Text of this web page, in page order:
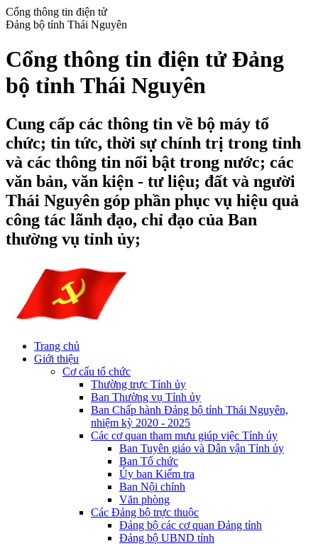
Cổng thông tin điện tử
Đảng bộ tỉnh Thái Nguyên
Cổng thông tin điện tử Đảng
bộ tỉnh Thái Nguyên
Cung cấp các thông tin về bộ máy tổ
chức; tin tức, thời sự chính trị trong tỉnh
và các thông tin nổi bật trong nước; các
văn bản, văn kiện - tư liệu; đất và người
Thái Nguyên góp phần phục vụ hiệu quả
công tác lãnh đạo, chỉ đạo của Ban
thường vụ tỉnh ủy;
Trang chủ
Giới thiệu
Cơ cấu tổ chức
Thường trực Tỉnh ủy
Ban Thường vụ Tỉnh ủy
Ban Chấp hành Đảng bộ tỉnh Thái Nguyên,
nhiệm kỳ 2020 - 2025
Các cơ quan tham mưu giúp việc Tỉnh ủy
Ban Tuyên giáo và Dân vận Tỉnh ủy
Ban Tổ chức
Ủy ban Kiểm tra
Ban Nội chính
Văn phòng
Các Đảng bộ trực thuộc
Đảng bộ các cơ quan Đảng tỉnh
Đảng bộ UBND tỉnh